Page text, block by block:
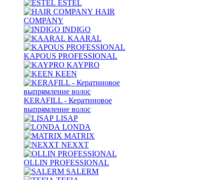
ESTEL
HAIR
COMPANY
INDIGO
KAARAL
KAPOUS PROFESSIONAL
KAYPRO
KEEN
KERAFILL - Кератиновое
выпрямление волос
LISAP
LONDA
MATRIX
NEXXT
OLLIN PROFESSIONAL
SALERM